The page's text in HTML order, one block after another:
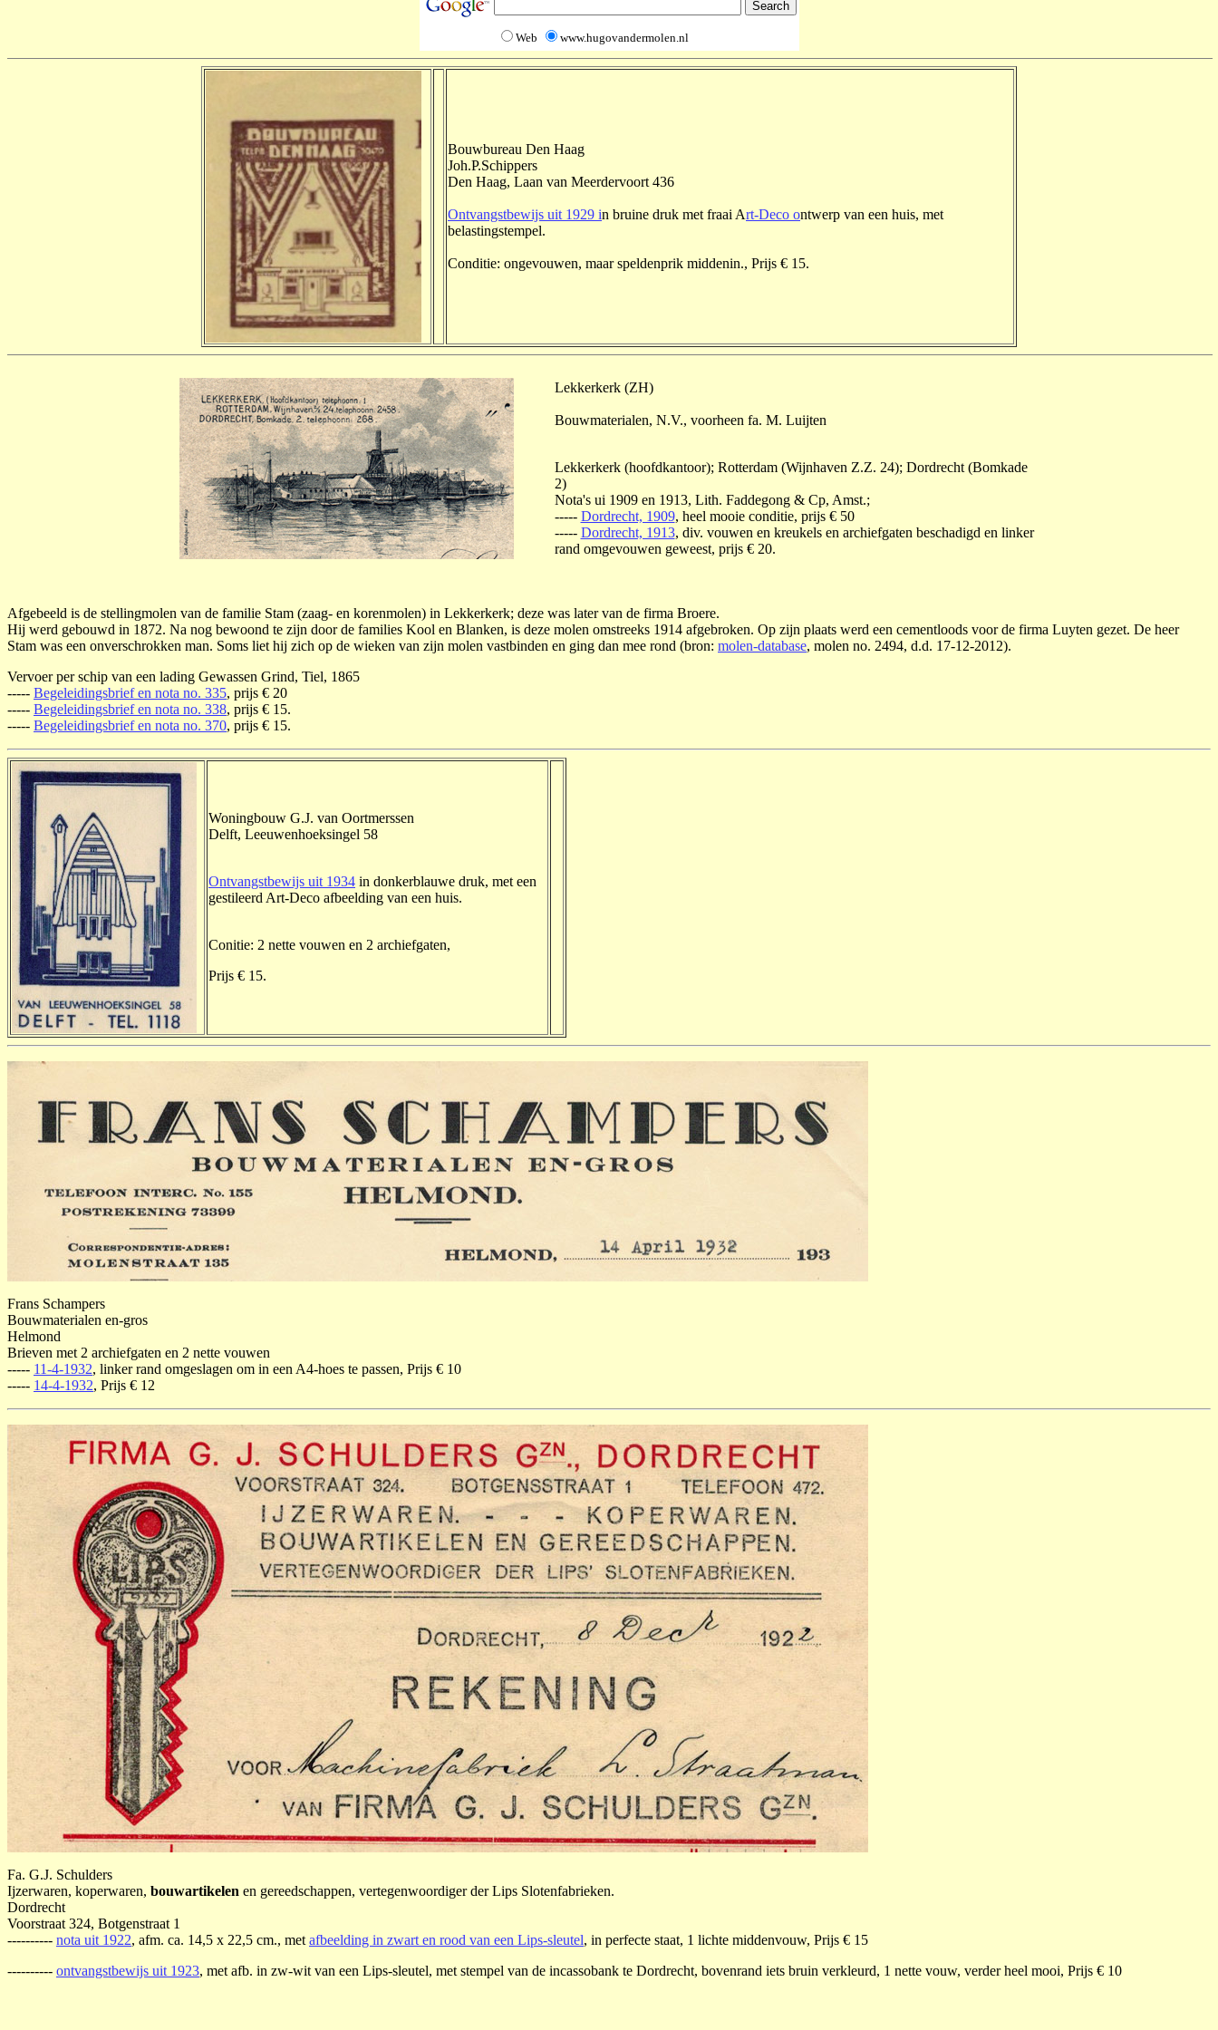
Web www.hugovandermolen.nl
Bouwbureau Den Haag
Joh.P.Schippers
Den Haag, Laan van Meerdervoort 436
Ontvangstbewijs uit 1929 in bruine druk met fraai Art-Deco ontwerp van een huis, met
belastingstempel.
Conditie: ongevouwen, maar speldenprik middenin., Prijs € 15.
Lekkerkerk (ZH)
Bouwmaterialen, N.V., voorheen fa. M. Luijten
Lekkerkerk (hoofdkantoor); Rotterdam (Wijnhaven Z.Z. 24); Dordrecht (Bomkade
2)
Nota's ui 1909 en 1913, Lith. Faddegong & Cp, Amst.;
----- Dordrecht, 1909, heel mooie conditie, prijs € 50
----- Dordrecht, 1913, div. vouwen en kreukels en archiefgaten beschadigd en linker
rand omgevouwen geweest, prijs € 20.
Afgebeeld is de stellingmolen van de familie Stam (zaag- en korenmolen) in Lekkerkerk; deze was later van de firma Broere.
Hij werd gebouwd in 1872. Na nog bewoond te zijn door de families Kool en Blanken, is deze molen omstreeks 1914 afgebroken. Op zijn plaats werd een cementloods voor de firma Luyten gezet. De heer
Stam was een onverschrokken man. Soms liet hij zich op de wieken van zijn molen vastbinden en ging dan mee rond (bron: molen-database, molen no. 2494, d.d. 17-12-2012).
Vervoer per schip van een lading Gewassen Grind, Tiel, 1865
----- Begeleidingsbrief en nota no. 335, prijs € 20
----- Begeleidingsbrief en nota no. 338, prijs € 15.
----- Begeleidingsbrief en nota no. 370, prijs € 15.
Woningbouw G.J. van Oortmerssen
Delft, Leeuwenhoeksingel 58
Ontvangstbewijs uit 1934 in donkerblauwe druk, met een
gestileerd Art-Deco afbeelding van een huis.
Conitie: 2 nette vouwen en 2 archiefgaten,
Prijs € 15.
Frans Schampers
Bouwmaterialen en-gros
Helmond
Brieven met 2 archiefgaten en 2 nette vouwen
----- 11-4-1932, linker rand omgeslagen om in een A4-hoes te passen, Prijs € 10
----- 14-4-1932, Prijs € 12
Fa. G.J. Schulders
Ijzerwaren, koperwaren, bouwartikelen en gereedschappen, vertegenwoordiger der Lips Slotenfabrieken.
Dordrecht
Voorstraat 324, Botgenstraat 1
---------- nota uit 1922, afm. ca. 14,5 x 22,5 cm., met afbeelding in zwart en rood van een Lips-sleutel, in perfecte staat, 1 lichte middenvouw, Prijs € 15
---------- ontvangstbewijs uit 1923, met afb. in zw-wit van een Lips-sleutel, met stempel van de incassobank te Dordrecht, bovenrand iets bruin verkleurd, 1 nette vouw, verder heel mooi, Prijs € 10